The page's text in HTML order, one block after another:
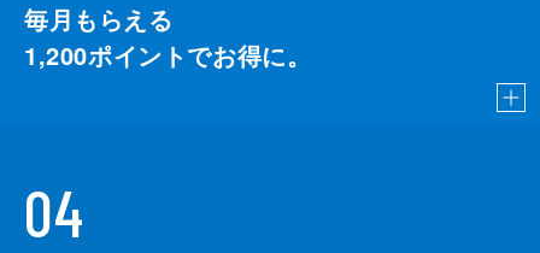
毎月もらえる
1,200ポイントでお得に。
04